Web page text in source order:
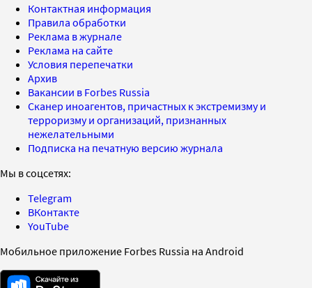
Контактная информация
Правила обработки
Реклама в журнале
Реклама на сайте
Условия перепечатки
Архив
Вакансии в Forbes Russia
Сканер иноагентов, причастных к экстремизму и
терроризму и организаций, признанных
нежелательными
Подписка на печатную версию журнала
Мы в соцсетях:
Telegram
ВКонтакте
YouTube
Мобильное приложение Forbes Russia на Android